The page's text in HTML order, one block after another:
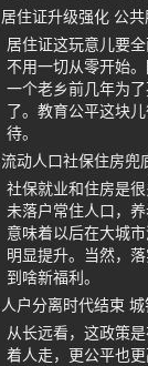
居住证升级强化 公
居住证这玩意儿要
不用一切从零开始
一个老乡前几年为
了。教育公平这块
待。
流动人口社保住房兜
社保就业和住房是
未落户常住人口，
意味着以后在大城
明显提升。当然，
到啥新福利。
人户分离时代结束
从长远看，这政策
着人走，更公平也